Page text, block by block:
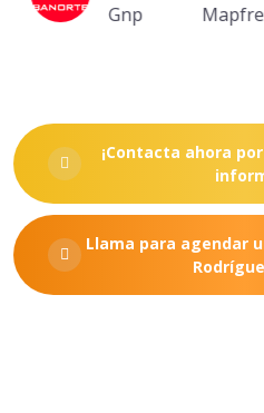
¡Contacta ahora
Llama para agendar